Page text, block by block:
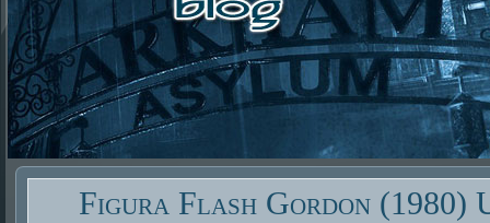
Figura Flash Gordon (1980)